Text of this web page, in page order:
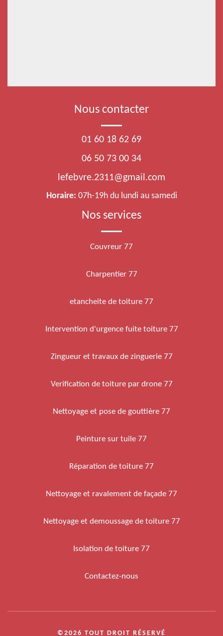
Nous contacter
01 60 18 62 69
06 50 73 00 34
lefebvre.2311@gmail.com
Horaire: 07h-19h du lundi au samedi
Nos services
Couvreur 77
Charpentier 77
etancheite de toiture 77
Intervention d'urgence fuite toiture 77
Zingueur et travaux de zinguerie 77
Verification de toiture par drone 77
Nettoyage et pose de gouttière 77
Peinture sur tuile 77
Réparation de toiture 77
Nettoyage et ravalement de façade 77
Nettoyage et demoussage de toiture 77
Isolation de toiture 77
Contactez-nous
©2026 TOUT DROIT RÉSERVÉ